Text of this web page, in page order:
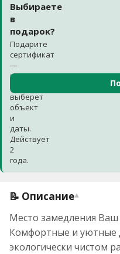
Выбираете
в
подарок?
Подарите
сертификат
—
получатель
выберет
объект
и
даты.
Действует
2
года.
📝 Описание▾
Место замедления
Комфортные и уютные
экологически чистом